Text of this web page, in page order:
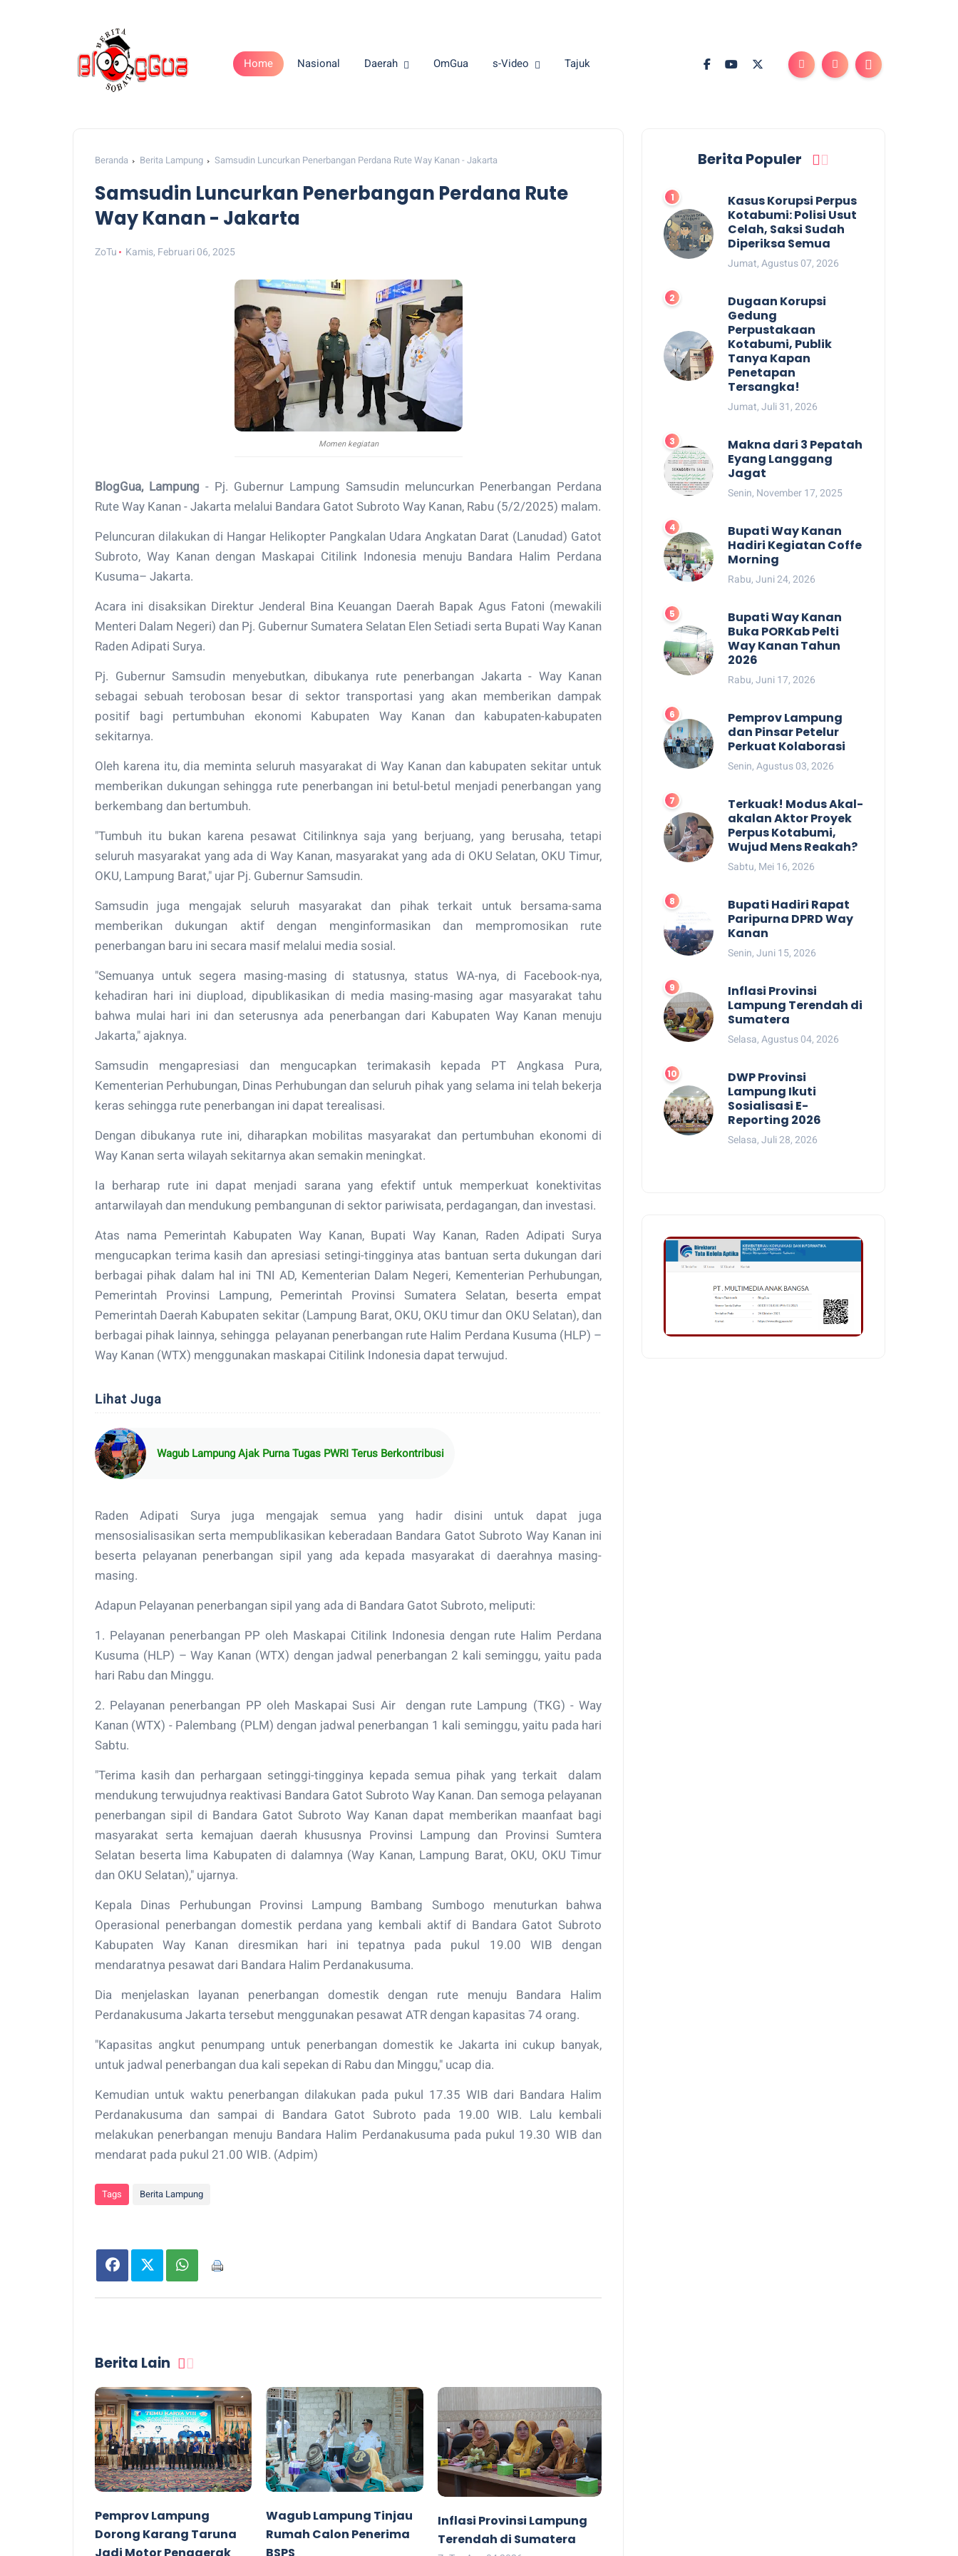
Home Nasional Daerah OmGua s-Video Tajuk
Beranda Berita Lampung Samsudin Luncurkan Penerbangan Perdana Rute Way Kanan - Jakarta
Samsudin Luncurkan Penerbangan Perdana Rute
Way Kanan - Jakarta
ZoTu Kamis, Februari 06, 2025
Momen kegiatan
BlogGua, Lampung - Pj. Gubernur Lampung Samsudin meluncurkan Penerbangan Perdana
Rute Way Kanan - Jakarta melalui Bandara Gatot Subroto Way Kanan, Rabu (5/2/2025) malam.
Peluncuran dilakukan di Hangar Helikopter Pangkalan Udara Angkatan Darat (Lanudad) Gatot
Subroto, Way Kanan dengan Maskapai Citilink Indonesia menuju Bandara Halim Perdana
Kusuma– Jakarta.
Acara ini disaksikan Direktur Jenderal Bina Keuangan Daerah Bapak Agus Fatoni (mewakili
Menteri Dalam Negeri) dan Pj. Gubernur Sumatera Selatan Elen Setiadi serta Bupati Way Kanan
Raden Adipati Surya.
Pj. Gubernur Samsudin menyebutkan, dibukanya rute penerbangan Jakarta - Way Kanan
sebagai sebuah terobosan besar di sektor transportasi yang akan memberikan dampak
positif bagi pertumbuhan ekonomi Kabupaten Way Kanan dan kabupaten-kabupaten
sekitarnya.
Oleh karena itu, dia meminta seluruh masyarakat di Way Kanan dan kabupaten sekitar untuk
memberikan dukungan sehingga rute penerbangan ini betul-betul menjadi penerbangan yang
berkembang dan bertumbuh.
"Tumbuh itu bukan karena pesawat Citilinknya saja yang berjuang, yang berusaha, tetapi
seluruh masyarakat yang ada di Way Kanan, masyarakat yang ada di OKU Selatan, OKU Timur,
OKU, Lampung Barat," ujar Pj. Gubernur Samsudin.
Samsudin juga mengajak seluruh masyarakat dan pihak terkait untuk bersama-sama
memberikan dukungan aktif dengan menginformasikan dan mempromosikan rute
penerbangan baru ini secara masif melalui media sosial.
"Semuanya untuk segera masing-masing di statusnya, status WA-nya, di Facebook-nya,
kehadiran hari ini diupload, dipublikasikan di media masing-masing agar masyarakat tahu
bahwa mulai hari ini dan seterusnya ada penerbangan dari Kabupaten Way Kanan menuju
Jakarta," ajaknya.
Samsudin mengapresiasi dan mengucapkan terimakasih kepada PT Angkasa Pura,
Kementerian Perhubungan, Dinas Perhubungan dan seluruh pihak yang selama ini telah bekerja
keras sehingga rute penerbangan ini dapat terealisasi.
Dengan dibukanya rute ini, diharapkan mobilitas masyarakat dan pertumbuhan ekonomi di
Way Kanan serta wilayah sekitarnya akan semakin meningkat.
Ia berharap rute ini dapat menjadi sarana yang efektif untuk memperkuat konektivitas
antarwilayah dan mendukung pembangunan di sektor pariwisata, perdagangan, dan investasi.
Atas nama Pemerintah Kabupaten Way Kanan, Bupati Way Kanan, Raden Adipati Surya
mengucapkan terima kasih dan apresiasi setingi-tingginya atas bantuan serta dukungan dari
berbagai pihak dalam hal ini TNI AD, Kementerian Dalam Negeri, Kementerian Perhubungan,
Pemerintah Provinsi Lampung, Pemerintah Provinsi Sumatera Selatan, beserta empat
Pemerintah Daerah Kabupaten sekitar (Lampung Barat, OKU, OKU timur dan OKU Selatan), dan
berbagai pihak lainnya, sehingga pelayanan penerbangan rute Halim Perdana Kusuma (HLP) –
Way Kanan (WTX) menggunakan maskapai Citilink Indonesia dapat terwujud.
Lihat Juga
Wagub Lampung Ajak Purna Tugas PWRI Terus Berkontribusi
Raden Adipati Surya juga mengajak semua yang hadir disini untuk dapat juga
mensosialisasikan serta mempublikasikan keberadaan Bandara Gatot Subroto Way Kanan ini
beserta pelayanan penerbangan sipil yang ada kepada masyarakat di daerahnya masing-
masing.
Adapun Pelayanan penerbangan sipil yang ada di Bandara Gatot Subroto, meliputi:
1. Pelayanan penerbangan PP oleh Maskapai Citilink Indonesia dengan rute Halim Perdana
Kusuma (HLP) – Way Kanan (WTX) dengan jadwal penerbangan 2 kali seminggu, yaitu pada
hari Rabu dan Minggu.
2. Pelayanan penerbangan PP oleh Maskapai Susi Air dengan rute Lampung (TKG) - Way
Kanan (WTX) - Palembang (PLM) dengan jadwal penerbangan 1 kali seminggu, yaitu pada hari
Sabtu.
"Terima kasih dan perhargaan setinggi-tingginya kepada semua pihak yang terkait dalam
mendukung terwujudnya reaktivasi Bandara Gatot Subroto Way Kanan. Dan semoga pelayanan
penerbangan sipil di Bandara Gatot Subroto Way Kanan dapat memberikan maanfaat bagi
masyarakat serta kemajuan daerah khususnya Provinsi Lampung dan Provinsi Sumtera
Selatan beserta lima Kabupaten di dalamnya (Way Kanan, Lampung Barat, OKU, OKU Timur
dan OKU Selatan)," ujarnya.
Kepala Dinas Perhubungan Provinsi Lampung Bambang Sumbogo menuturkan bahwa
Operasional penerbangan domestik perdana yang kembali aktif di Bandara Gatot Subroto
Kabupaten Way Kanan diresmikan hari ini tepatnya pada pukul 19.00 WIB dengan
mendaratnya pesawat dari Bandara Halim Perdanakusuma.
Dia menjelaskan layanan penerbangan domestik dengan rute menuju Bandara Halim
Perdanakusuma Jakarta tersebut menggunakan pesawat ATR dengan kapasitas 74 orang.
"Kapasitas angkut penumpang untuk penerbangan domestik ke Jakarta ini cukup banyak,
untuk jadwal penerbangan dua kali sepekan di Rabu dan Minggu," ucap dia.
Kemudian untuk waktu penerbangan dilakukan pada pukul 17.35 WIB dari Bandara Halim
Perdanakusuma dan sampai di Bandara Gatot Subroto pada 19.00 WIB. Lalu kembali
melakukan penerbangan menuju Bandara Halim Perdanakusuma pada pukul 19.30 WIB dan
mendarat pada pukul 21.00 WIB. (Adpim)
Tags Berita Lampung
Berita Lain
Pemprov Lampung
Dorong Karang Taruna
Jadi Motor Penggerak
Wagub Lampung Tinjau
Rumah Calon Penerima
BSPS
Inflasi Provinsi Lampung
Terendah di Sumatera
Berita Populer
Kasus Korupsi Perpus
Kotabumi: Polisi Usut
Celah, Saksi Sudah
Diperiksa Semua
Jumat, Agustus 07, 2026
Dugaan Korupsi
Gedung
Perpustakaan
Kotabumi, Publik
Tanya Kapan
Penetapan
Tersangka!
Jumat, Juli 31, 2026
Makna dari 3 Pepatah
Eyang Langgang
Jagat
Senin, November 17, 2025
Bupati Way Kanan
Hadiri Kegiatan Coffe
Morning
Rabu, Juni 24, 2026
Bupati Way Kanan
Buka PORKab Pelti
Way Kanan Tahun
2026
Rabu, Juni 17, 2026
Pemprov Lampung
dan Pinsar Petelur
Perkuat Kolaborasi
Senin, Agustus 03, 2026
Terkuak! Modus Akal-
akalan Aktor Proyek
Perpus Kotabumi,
Wujud Mens Reakah?
Sabtu, Mei 16, 2026
Bupati Hadiri Rapat
Paripurna DPRD Way
Kanan
Senin, Juni 15, 2026
Inflasi Provinsi
Lampung Terendah di
Sumatera
Selasa, Agustus 04, 2026
DWP Provinsi
Lampung Ikuti
Sosialisasi E-
Reporting 2026
Selasa, Juli 28, 2026